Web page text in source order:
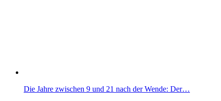
Die Jahre zwischen 9 und 21 nach der Wende: Der…